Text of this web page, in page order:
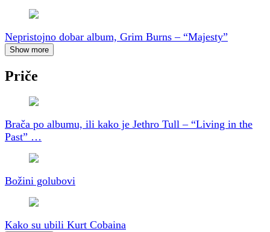
Nepristojno dobar album, Grim Burns – “Majesty”
Show more
Priče
Brača po albumu, ili kako je Jethro Tull – “Living in the
Past” …
Božini golubovi
Kako su ubili Kurt Cobaina